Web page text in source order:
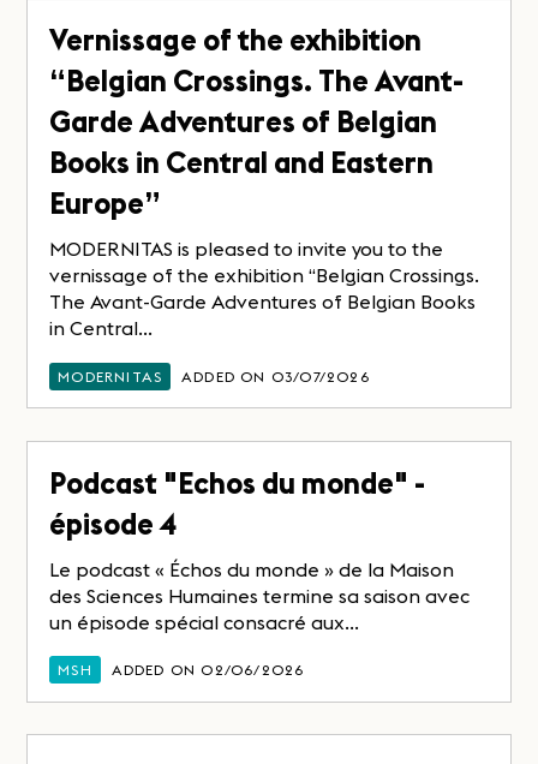
Vernissage of the exhibition
“Belgian Crossings. The Avant-
Garde Adventures of Belgian
Books in Central and Eastern
Europe”
MODERNITAS is pleased to invite you to the
vernissage of the exhibition “Belgian Crossings.
The Avant-Garde Adventures of Belgian Books
in Central...
MODERNITAS ADDED ON 03/07/2026
Podcast "Echos du monde" -
épisode 4
Le podcast « Échos du monde » de la Maison
des Sciences Humaines termine sa saison avec
un épisode spécial consacré aux...
MSH ADDED ON 02/06/2026